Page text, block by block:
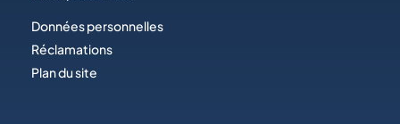
Données personnelles
Réclamations
Plan du site